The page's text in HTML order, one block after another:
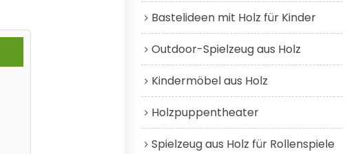
Bastelideen mit Holz für Kinder
Outdoor-Spielzeug aus Holz
Kindermöbel aus Holz
Holzpuppentheater
Spielzeug aus Holz für Rollenspiele